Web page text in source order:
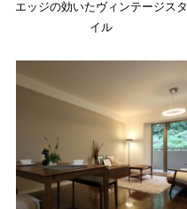
エッジの効いたヴィンテージスタ
イル